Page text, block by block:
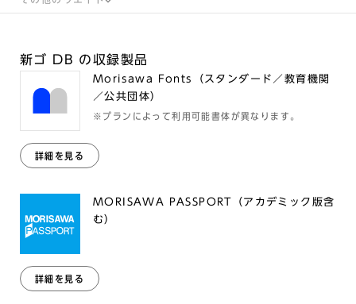
新ゴ DB の収録製品
Morisawa Fonts（スタンダード／教育機関
／公共団体）
※プランによって利用可能書体が異なります。
詳細を見る
MORISAWA PASSPORT（アカデミック版含
む）
詳細を見る